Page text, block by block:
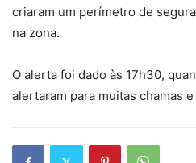
criaram um perímetro de
na zona.
O alerta foi dado às 17h30,
alertaram para muitas chamas